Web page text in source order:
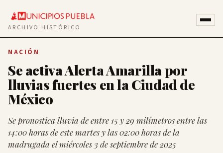
ARCHIVO HISTÓRICO
NACIÓN
Se activa Alerta Amarilla por
lluvias fuertes en la Ciudad de
México
Se pronostica lluvia de entre 15 y 29 milímetros entre las
14:00 horas de este martes y las 02:00 horas de la
madrugada el miércoles 3 de septiembre de 2025